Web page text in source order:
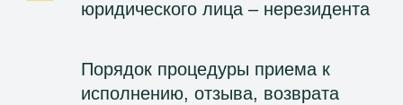
юридического лица – нерезидента
Порядок процедуры приема к
исполнению, отзыва, возврата